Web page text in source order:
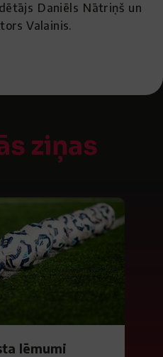
Daniēls Nātriņš un
Valainis.
ziņas
lēmumi